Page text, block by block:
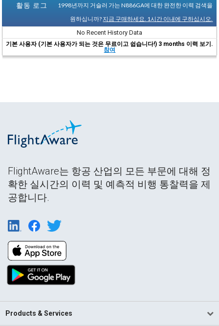
활동 로그
1998년까지 거슬러 가는 N886GA에 대한 완전한 이력 검색을
원하십니까? 지금 구매하세요. 1시간 이내에 구하십시오.
No Recent History Data
기본 사용자 (기본 사용자가 되는 것은 무료이고 쉽습니다!) 3 months 이력 보기.
참여
FlightAware는 항공 산업의 모든 부문에 대해 정
확한 실시간의 이력 및 예측적 비행 통찰력을 제
공합니다.
Products & Services